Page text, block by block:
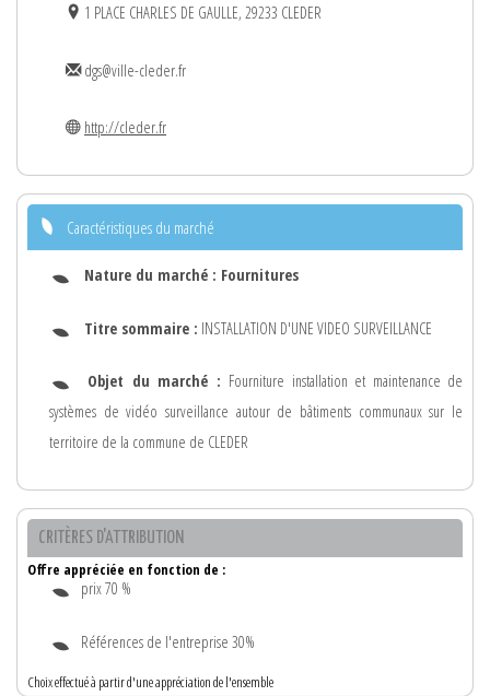
1 PLACE CHARLES DE GAULLE, 29233 CLEDER
dgs@ville-cleder.fr
http://cleder.fr
Caractéristiques du marché
Nature du marché : Fournitures
Titre sommaire : INSTALLATION D'UNE VIDEO SURVEILLANCE
Objet du marché : Fourniture installation et maintenance de
systèmes de vidéo surveillance autour de bâtiments communaux sur le
territoire de la commune de CLEDER
CRITÈRES D'ATTRIBUTION
Offre appréciée en fonction de :
prix 70 %
Références de l'entreprise 30%
Choix effectué à partir d'une appréciation de l'ensemble